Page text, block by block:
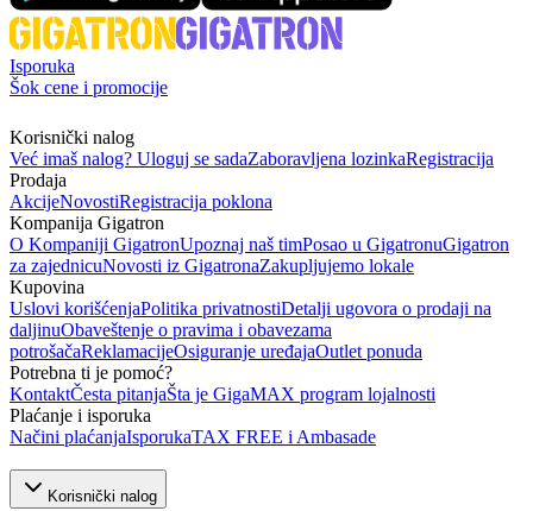
Isporuka
Šok cene i promocije
Korisnički nalog
Već imaš nalog? Uloguj se sadaZaboravljena lozinkaRegistracija
Prodaja
AkcijeNovostiRegistracija poklona
Kompanija Gigatron
O Kompaniji GigatronUpoznaj naš timPosao u GigatronuGigatron
za zajednicuNovosti iz GigatronaZakupljujemo lokale
Kupovina
Uslovi korišćenjaPolitika privatnostiDetalji ugovora o prodaji na
daljinuObaveštenje o pravima i obavezama
potrošačaReklamacijeOsiguranje uređajaOutlet ponuda
Potrebna ti je pomoć?
KontaktČesta pitanjaŠta je GigaMAX program lojalnosti
Plaćanje i isporuka
Načini plaćanjaIsporukaTAX FREE i Ambasade
Korisnički nalog